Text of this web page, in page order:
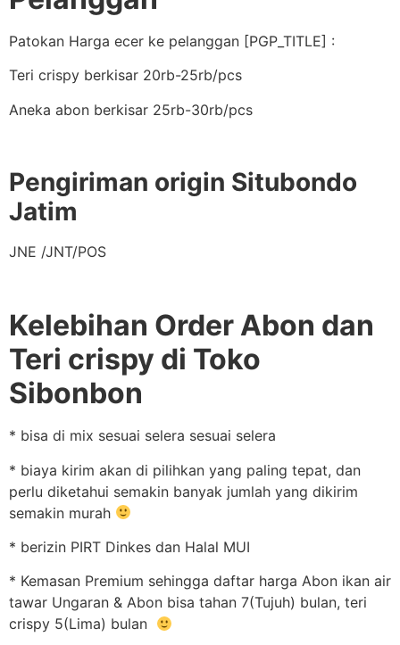
Patokan Harga ecer ke pelanggan [PGP_TITLE] :
Teri crispy berkisar 20rb-25rb/pcs
Aneka abon berkisar 25rb-30rb/pcs
Pengiriman origin Situbondo
Jatim
JNE /JNT/POS
Kelebihan Order Abon dan
Teri crispy di Toko
Sibonbon
* bisa di mix sesuai selera sesuai selera
* biaya kirim akan di pilihkan yang paling tepat, dan
perlu diketahui semakin banyak jumlah yang dikirim
semakin murah
* berizin PIRT Dinkes dan Halal MUI
* Kemasan Premium sehingga daftar harga Abon ikan air
tawar Ungaran & Abon bisa tahan 7(Tujuh) bulan, teri
crispy 5(Lima) bulan